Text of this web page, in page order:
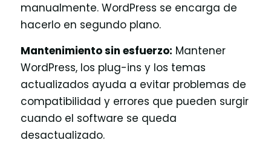
manualmente. WordPress se encarga de
hacerlo en segundo plano.
Mantenimiento sin esfuerzo: Mantener
WordPress, los plug-ins y los temas
actualizados ayuda a evitar problemas de
compatibilidad y errores que pueden surgir
cuando el software se queda
desactualizado.